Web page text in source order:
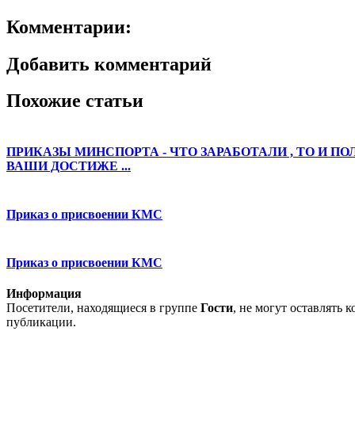
Комментарии:
Добавить комментарий
Похожие статьи
ПРИКАЗЫ МИНСПОРТА - ЧТО ЗАРАБОТАЛИ , ТО И
ВАШИ ДОСТИЖЕ ...
Приказ о присвоении КМС
Приказ о присвоении КМС
Информация
Посетители, находящиеся в группе Гости, не могут оставлять
публикации.